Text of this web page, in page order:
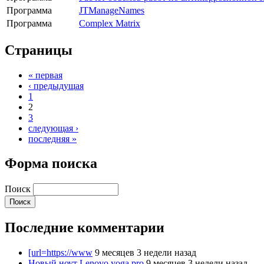
Программа
JTManageNames
Программа
Complex Matrix
Страницы
« первая
‹ предыдущая
1
2
3
следующая ›
последняя »
Форма поиска
Поиск
Последние комментарии
[url=https://www 9 месяцев 3 недели назад